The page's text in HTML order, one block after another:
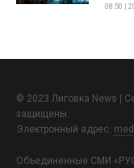
08:50 |
© 2023 Лиговка News |
защищены.
Электронный адрес:
Объединенные СМИ